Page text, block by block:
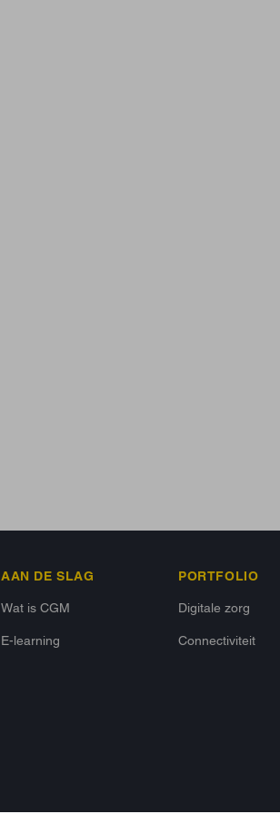
AAN DE SLAG
Wat is CGM
E-learning
PORTFOLIO
Digitale zorg
Connectiviteit